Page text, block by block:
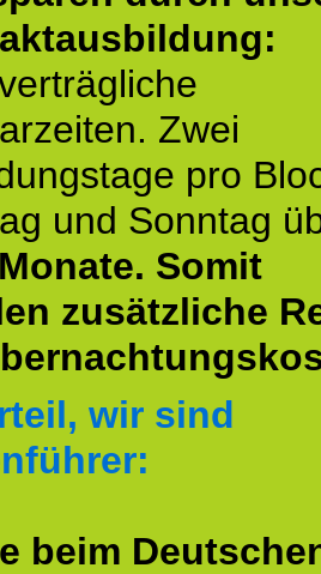
Zwei
pro
und Sonntag
Somit
zusätzliche
wir sind
beim